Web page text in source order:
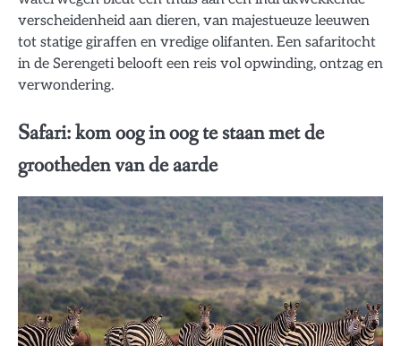
verscheidenheid aan dieren, van majestueuze leeuwen
tot statige giraffen en vredige olifanten. Een safaritocht
in de Serengeti belooft een reis vol opwinding, ontzag en
verwondering.
Safari: kom oog in oog te staan ​​met de
grootheden van de aarde